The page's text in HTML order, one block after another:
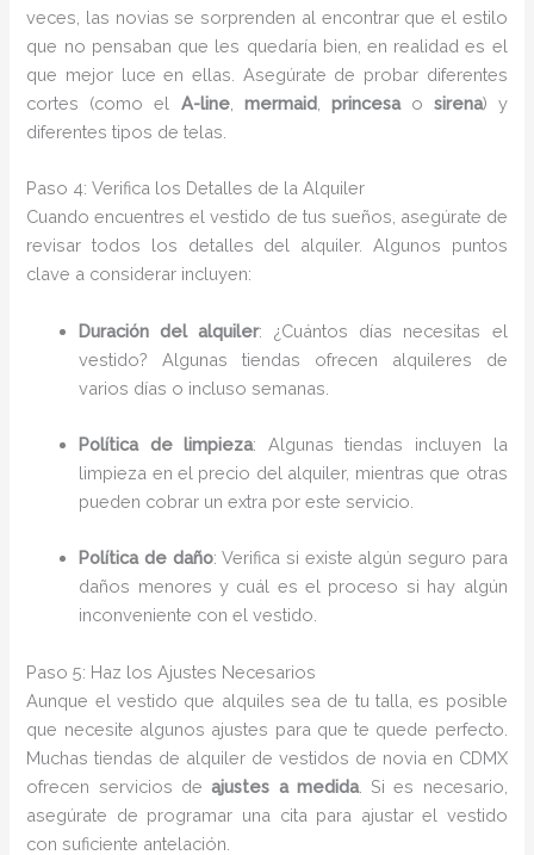
veces, las novias se sorprenden al encontrar que el estilo
que no pensaban que les quedaría bien, en realidad es el
que mejor luce en ellas. Asegúrate de probar diferentes
cortes (como el A-line, mermaid, princesao sirena) y
diferentes tipos de telas.
Paso 4: Verifica los Detalles de la Alquiler
Cuando encuentres el vestido de tus sueños, asegúrate de
revisar todos los detalles del alquiler. Algunos puntos
clave a considerar incluyen:
Duración del alquiler: ¿Cuántos días necesitas el
vestido? Algunas tiendas ofrecen alquileres de
varios días o incluso semanas.
Política de limpieza: Algunas tiendas incluyen la
limpieza en el precio del alquiler, mientras que otras
pueden cobrar un extra por este servicio.
Política de daño: Verifica si existe algún seguro para
daños menores y cuál es el proceso si hay algún
inconveniente con el vestido.
Paso 5: Haz los Ajustes Necesarios
Aunque el vestido que alquiles sea de tu talla, es posible
que necesite algunos ajustes para que te quede perfecto.
Muchas tiendas de alquiler de vestidos de novia en CDMX
ofrecen servicios deajustes a medida. Si es necesario,
asegúrate de programar una cita para ajustar el vestido
con suficiente antelación.